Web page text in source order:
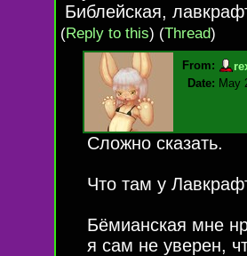
Библейская,
(Reply to this) (Thread)
From:
Date: May
Сложно сказать.
Что там у
Бёмианская мне
я сам не уверен,